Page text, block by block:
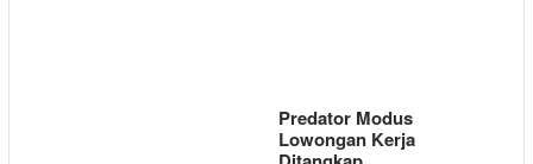
Predator Modus
Lowongan Kerja